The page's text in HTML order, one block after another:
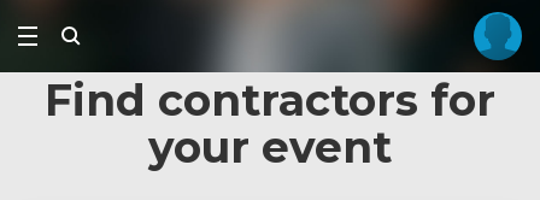
Find contractors for
your event